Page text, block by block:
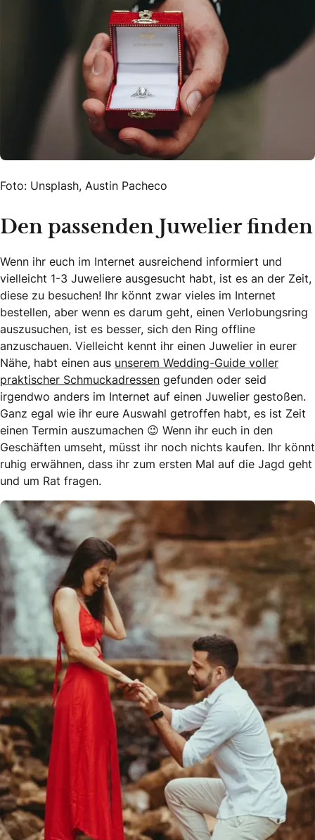
Foto: Unsplash, Austin Pacheco
Den passenden Juwelier finden
Wenn ihr euch im Internet ausreichend informiert und
vielleicht 1-3 Juweliere ausgesucht habt, ist es an der Zeit,
diese zu besuchen! Ihr könnt zwar vieles im Internet
bestellen, aber wenn es darum geht, einen Verlobungsring
auszusuchen, ist es besser, sich den Ring offline
anzuschauen. Vielleicht kennt ihr einen Juwelier in eurer
Nähe, habt einen aus unserem Wedding-Guide voller
praktischer Schmuckadressen gefunden oder seid
irgendwo anders im Internet auf einen Juwelier gestoßen.
Ganz egal wie ihr eure Auswahl getroffen habt, es ist Zeit
einen Termin auszumachen 😉 Wenn ihr euch in den
Geschäften umseht, müsst ihr noch nichts kaufen. Ihr könnt
ruhig erwähnen, dass ihr zum ersten Mal auf die Jagd geht
und um Rat fragen.